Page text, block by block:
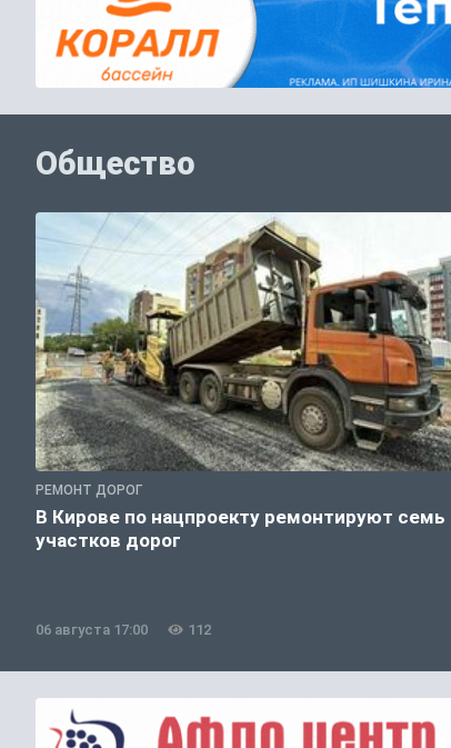
Общество
РЕМОНТ ДОРОГ
В Кирове по нацпроекту ремонтируют семь
участков дорог
06 августа 17:00 112